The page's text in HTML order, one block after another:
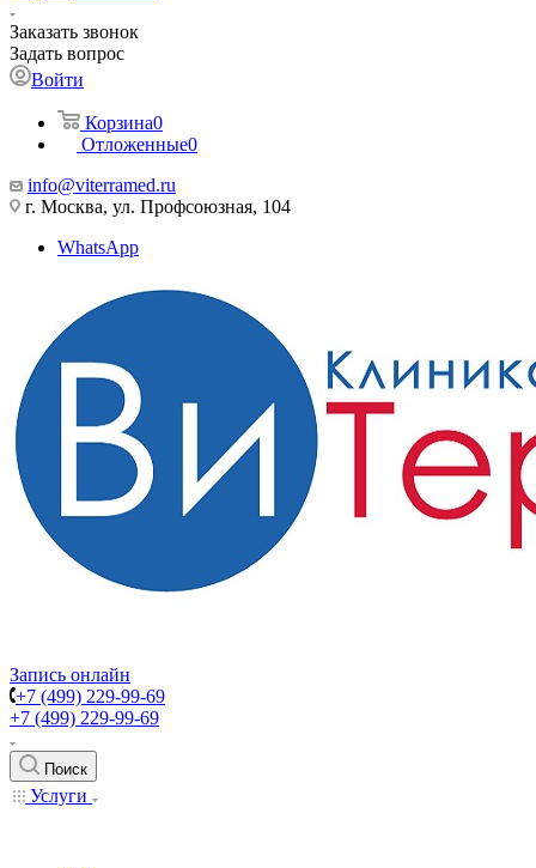
Заказать звонок
Задать вопрос
Войти
Корзина0
Отложенные0
info@viterramed.ru
г. Москва, ул. Профсоюзная, 104
WhatsApp
Запись онлайн
+7 (499) 229-99-69
+7 (499) 229-99-69
Поиск
Услуги